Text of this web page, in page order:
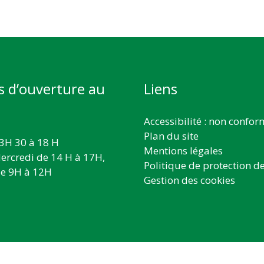
d’ouverture au
30 à 18 H
de 14 H à 17H,
9H à 12H
Liens
Accessibilité : non
Plan du site
Mentions légales
Politique de protection
Gestion des cookies